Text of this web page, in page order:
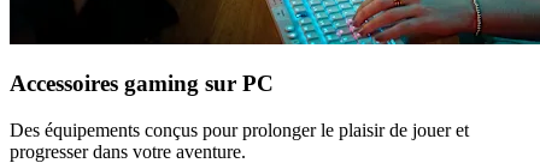
Accessoires gaming sur PC
Des équipements conçus pour prolonger le plaisir de jouer et
progresser dans votre aventure.